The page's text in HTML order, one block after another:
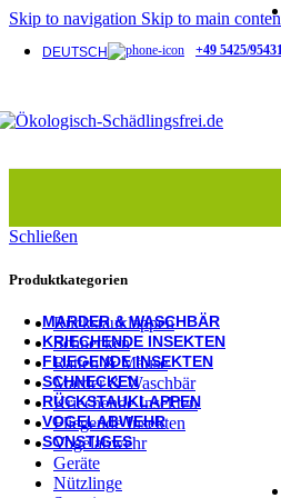
Skip to navigation Skip to main
DEUTSCH +49 5425/
Rattentrichter
Gebäudeabdichtung
Tür- & Tordichtungen
Schlagfallentunnel
KOMMUNALE
NonTox Köder
MARDER & WASCHBÄR
KRIECHENDE INSEKTEN
FLIEGENDE INSEKTEN
SCHNECKEN
RÜCKSTAUKLAPPEN
VOGELABWEHR
SONSTIGES
Schließen
Produktkategorien
Rückstauklappen
Schnecken
Ratten & Mäuse
Marder & Waschbär
Kriechende Insekten
Fliegende Insekten
Vogelabwehr
Geräte
Nützlinge